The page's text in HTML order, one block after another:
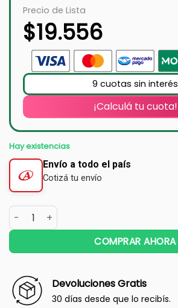
Precio de Lista
$19.556
9 cuotas sin interés
¡Calculá tu cuota!
Hay existencias
Envío a todo el país
Cotizá tu envío
COMPRAR AHORA
Devoluciones Gratis
30 días desde que lo recibís.